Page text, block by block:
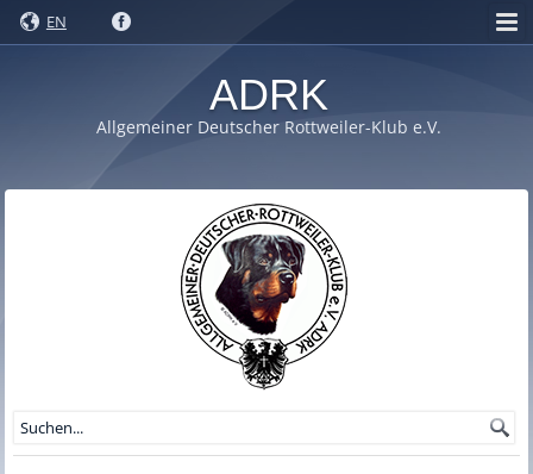
EN
ADRK
Allgemeiner Deutscher Rottweiler-Klub e.V.